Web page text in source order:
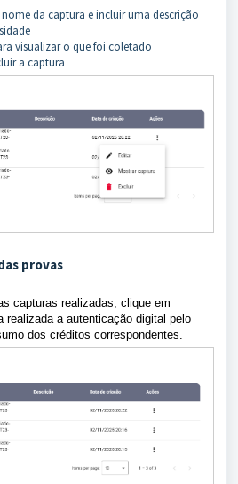
da captura e incluir uma descrição
visualizar o que foi coletado
a captura
provas
capturas realizadas, clique em
realizada a autenticação digital pelo
dos créditos correspondentes.